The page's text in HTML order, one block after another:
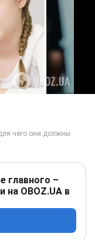
главного –
на OBOZ.UA в